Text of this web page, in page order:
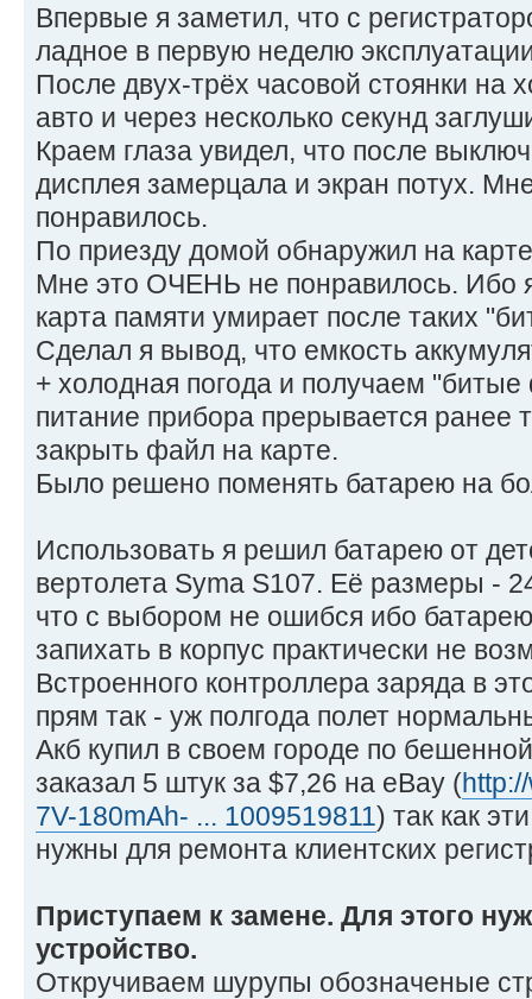
Впервые я заметил, что с
ладное в первую неделю
После двух-трёх часовой стоянки на
авто и через несколько секунд
Краем глаза увидел, что после
дисплея замерцала и экран потух.
понравилось.
По приезду домой обнаружил на
Мне это ОЧЕНЬ не понравилось. Ибо
карта памяти умирает после таких
Сделал я вывод, что емкость
+ холодная погода и получаем
питание прибора прерывается ранее
закрыть файл на карте.
Было решено поменять батарею на
Использовать я решил батарею от
вертолета Syma S107. Её размеры -
что с выбором не ошибся ибо
запихать в корпус практически не
Встроенного контроллера заряда в
прям так - уж полгода полет
Акб купил в своем городе по
заказал 5 штук за $7,26 на eBay (
7V-180mAh- ... 1009519811) так как
нужны для ремонта клиентских
Приступаем к замене. Для этого
устройство.
Откручиваем шурупы обозначеные